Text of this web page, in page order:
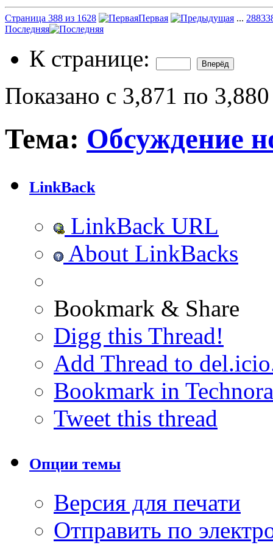
Страница 388 из 1628 Первая ... 288
Последняя
К странице:
Показано с 3,871 по
Тема: Обсуждение
LinkBack
LinkBack URL
About LinkBacks
Bookmark & Share
Digg this Thread!
Add Thread to
Bookmark in
Tweet this thread
Опции темы
Версия для печати
Отправить по